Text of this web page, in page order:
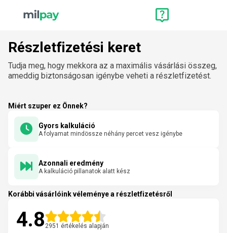
Részletfizetési keret
Tudja meg, hogy mekkora az a maximális vásárlási összeg,
ameddig biztonságosan igénybe veheti a részletfizetést.
Miért szuper ez Önnek?
Gyors kalkuláció
A folyamat mindössze néhány percet vesz igénybe
Azonnali eredmény
A kalkuláció pillanatok alatt kész
Korábbi vásárlóink véleménye a részletfizetésről
4.8 2951 értékelés alapján